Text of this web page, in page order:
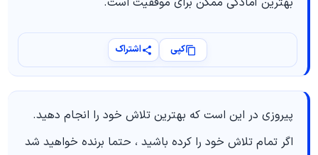
کپی اشتراک
پیروزی در این است که بهترین تلاش خود را انجام دهید.
اگر تمام تلاش خود را کرده باشید ، حتما برنده خواهید شد